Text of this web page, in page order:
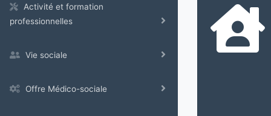
Activité et formation
professionnelles
Vie sociale
Offre Médico-sociale